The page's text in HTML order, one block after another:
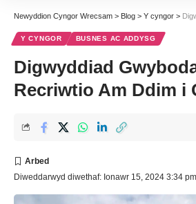
Newyddion Cyngor Wrecsam > Blog > Y cyngor >
Y CYNGOR BUSNES AC ADDYSG
Digwyddiad
Recriwtio Am Ddim i
Diweddarwyd diwethaf: Ionawr 15, 2024 3:34 pm